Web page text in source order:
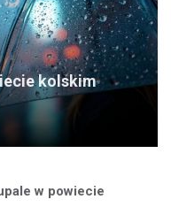
kolskim
w powiecie